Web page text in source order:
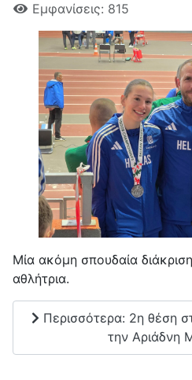
Εμφανίσεις: 815
Μία ακόμη σπουδαία
αθλήτρια.
Περισσότερα: 2η θέση
την Αριάδνη